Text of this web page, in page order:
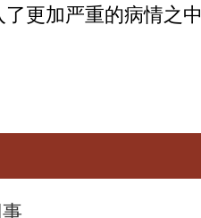
更加严重的病情之